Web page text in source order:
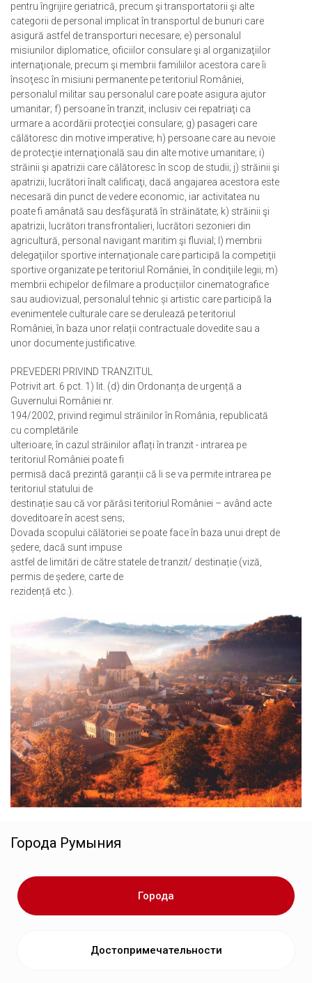
pentru îngrijire geriatrică, precum şi transportatorii şi alte
categorii de personal implicat în transportul de bunuri care
asigură astfel de transporturi necesare; e) personalul
misiunilor diplomatice, oficiilor consulare şi al organizaţiilor
internaţionale, precum şi membrii familiilor acestora care îi
însoţesc în misiuni permanente pe teritoriul României,
personalul militar sau personalul care poate asigura ajutor
umanitar; f) persoane în tranzit, inclusiv cei repatriaţi ca
urmare a acordării protecţiei consulare; g) pasageri care
călătoresc din motive imperative; h) persoane care au nevoie
de protecţie internaţională sau din alte motive umanitare; i)
străinii şi apatrizii care călătoresc în scop de studii; j) străinii şi
apatrizii, lucrători înalt calificaţi, dacă angajarea acestora este
necesară din punct de vedere economic, iar activitatea nu
poate fi amânată sau desfăşurată în străinătate; k) străinii şi
apatrizii, lucrători transfrontalieri, lucrători sezonieri din
agricultură, personal navigant maritim şi fluvial; l) membrii
delegaţiilor sportive internaţionale care participă la competiţii
sportive organizate pe teritoriul României, în condiţiile legii; m)
membrii echipelor de filmare a producțiilor cinematografice
sau audiovizual, personalul tehnic și artistic care participă la
evenimentele culturale care se derulează pe teritoriul
României, în baza unor relații contractuale dovedite sau a
unor documente justificative.
PREVEDERI PRIVIND TRANZITUL
Potrivit art. 6 pct. 1) lit. (d) din Ordonanța de urgență a
Guvernului României nr.
194/2002, privind regimul străinilor în România, republicată
cu completările
ulterioare, în cazul străinilor aflați în tranzit - intrarea pe
teritoriul României poate fi
permisă dacă prezintă garanții că li se va permite intrarea pe
teritoriul statului de
destinație sau că vor părăsi teritoriul României – având acte
doveditoare în acest sens;
Dovada scopului călătoriei se poate face în baza unui drept de
ședere, dacă sunt impuse
astfel de limitări de către statele de tranzit/ destinație (viză,
permis de ședere, carte de
rezidență etc.).
Города Румыния
Города
Достопримечательности